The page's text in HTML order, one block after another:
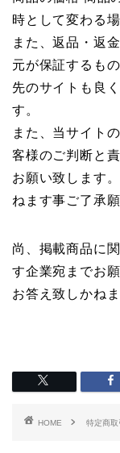
時として変わる
また、返品・返
元が保証するも
先のサイトも良
す。
また、当サイト
客様のご判断と
お願い致します
ねます事ご了承願
尚、掲載商品に
す企業宛までお
お答え致しかね
HOME 特定商取